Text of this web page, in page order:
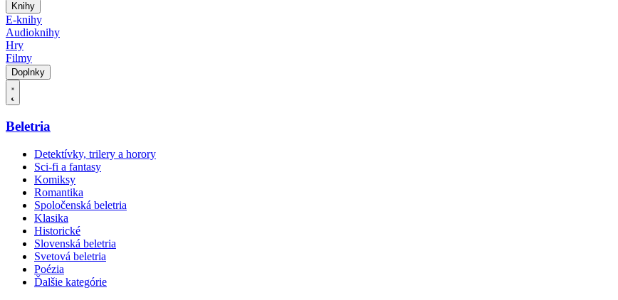
Knihy
E-knihy
Audioknihy
Hry
Filmy
Doplnky
Beletria
Detektívky, trilery a horory
Sci-fi a fantasy
Komiksy
Romantika
Spoločenská beletria
Klasika
Historické
Slovenská beletria
Svetová beletria
Poézia
Ďalšie kategórie